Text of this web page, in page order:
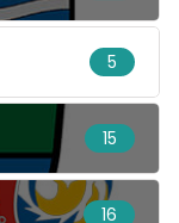
5
15
16